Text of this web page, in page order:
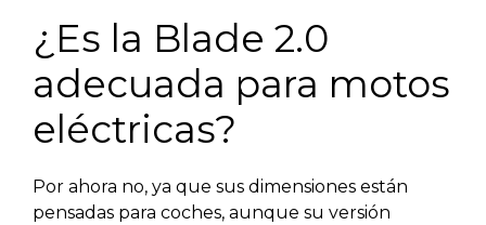
¿Es la Blade 2.0
adecuada para motos
eléctricas?
Por ahora no, ya que sus dimensiones están
pensadas para coches, aunque su versión